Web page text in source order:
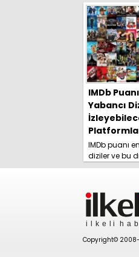
IMDb
Yabancı
IMDb puanı
diziler ve bu
platformlar
Copyright©